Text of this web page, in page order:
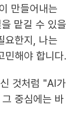
만들어내는
맡길 수 있을
요한지, 나는
민해야 합니다.
것처럼 "AI가
중심에는 바